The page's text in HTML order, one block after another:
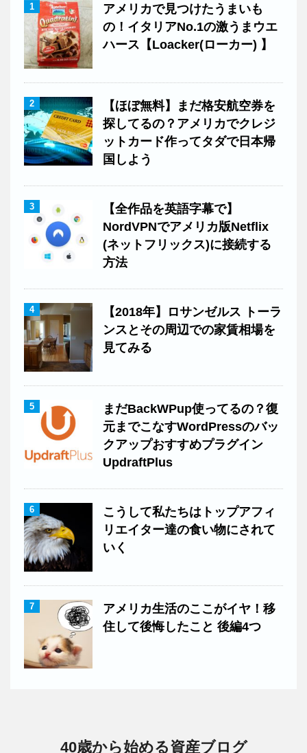
1
アメリカで見つけたうまいも
の！イタリアNo.1の激うまウエ
ハース【Loacker(ローカー) 】
2
【ほぼ無料】まだ格安航空券を
探してるの？アメリカでクレジ
ットカード作ってタダで日本帰
国しよう
3
【全作品を英語字幕で】
NordVPNでアメリカ版Netflix
(ネットフリックス)に接続する
方法
4
【2018年】ロサンゼルス トーラ
ンスとその周辺での家賃相場を
見てみる
5
まだBackWPup使ってるの？復
元までこなすWordPressのバッ
クアップおすすめプラグイン
UpdraftPlus
6
こうして私たちはトップアフィ
リエイター達の食い物にされて
いく
7
アメリカ生活のここがイヤ！移
住して後悔したこと 後編4つ
40歳から始める資産ブログ